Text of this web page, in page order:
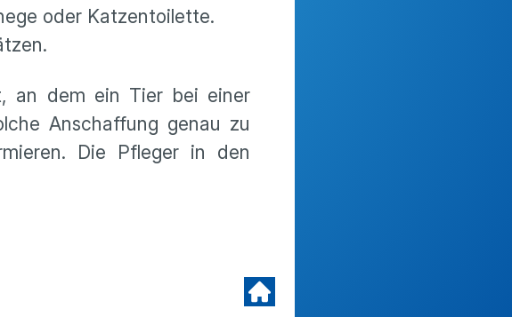
oder Katzentoilette.
an dem ein Tier bei einer
Anschaffung genau zu
Die Pfleger in den